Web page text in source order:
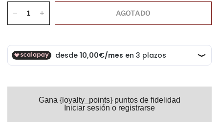
AGOTADO
Gana {loyalty_points} puntos de fidelidad
Iniciar sesión o registrarse